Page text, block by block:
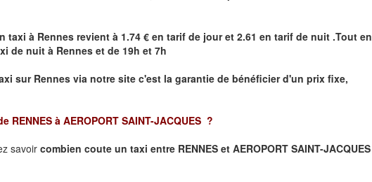
taxi à Rennes revient à 1.74 € en tarif de jour et 2.61 en tarif de nuit .Tout en
de nuit à Rennes et de 19h et 7h
sur Rennes via notre site c'est la garantie de bénéficier d'un prix fixe,
RENNES à AEROPORT SAINT-JACQUES ?
savoir combien coute un taxi entre RENNES et AEROPORT SAINT-JACQUES